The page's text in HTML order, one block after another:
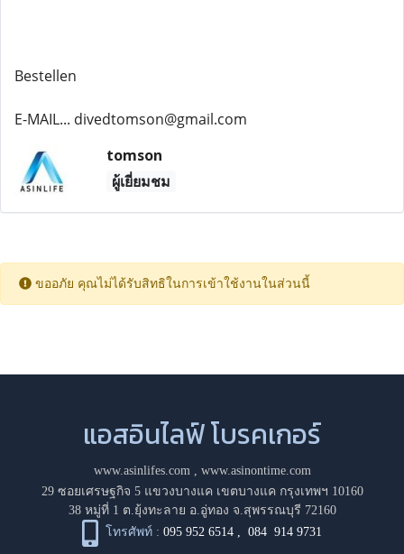
Bestellen
E-MAIL... divedtomson@gmail.com
tomson
ผู้เยี่ยมชม
ขออภัย คุณไม่ได้รับสิทธิในการเข้าใช้งานในส่วนนี้
แอสอินไลฟ์ โบรคเกอร์
www.asinlifes.com, www.asinontime.com
29 ซอยเศรษฐกิจ 5 แขวงบางแค เขตบางแค กรุงเทพฯ 10160
38 หมู่ที่ 1 ต.ยุ้งทะลาย อ.อู่ทอง จ.สุพรรณบุรี 72160
โทรศัพท์ : 095 952 6514 ,084 914 9731